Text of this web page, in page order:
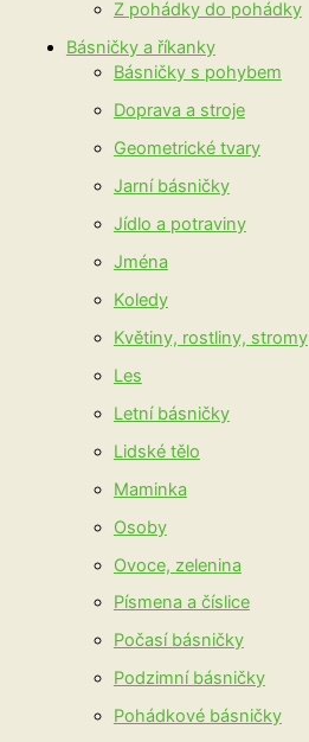
Z pohádky do pohádky
Básničky a říkanky
Básničky s pohybem
Doprava a stroje
Geometrické tvary
Jarní básničky
Jídlo a potraviny
Jména
Koledy
Květiny, rostliny, stromy
Les
Letní básničky
Lidské tělo
Maminka
Osoby
Ovoce, zelenina
Písmena a číslice
Počasí básničky
Podzimní básničky
Pohádkové básničky